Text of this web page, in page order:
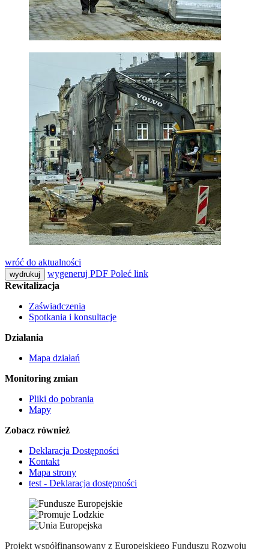
wróć do aktualności
wydrukuj wygeneruj PDF Poleć link
Rewitalizacja
Zaświadczenia
Spotkania i konsultacje
Działania
Mapa działań
Monitoring zmian
Pliki do pobrania
Mapy
Zobacz również
Deklaracja Dostępności
Kontakt
Mapa strony
test - Deklaracja dostępności
Projekt współfinansowany z Europejskiego Funduszu Rozwoju